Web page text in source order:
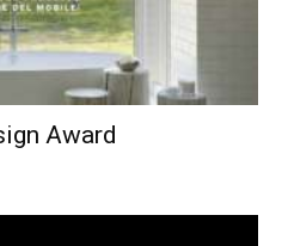
Award